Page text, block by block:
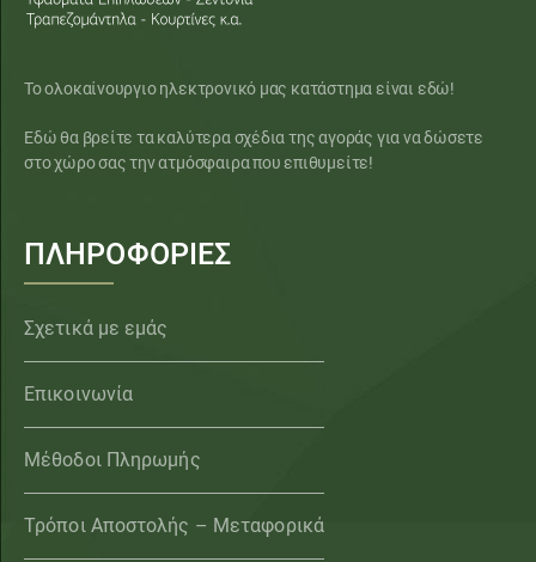
Το ολοκαίνουργιο ηλεκτρονικό μας κατάστημα είναι εδώ!
Εδώ θα βρείτε τα καλύτερα σχέδια της αγοράς για να δώσετε
στο χώρο σας την ατμόσφαιρα που επιθυμείτε!
ΠΛΗΡΟΦΟΡΙΕΣ
Σχετικά με εμάς
Επικοινωνία
Μέθοδοι Πληρωμής
Τρόποι Αποστολής – Μεταφορικά